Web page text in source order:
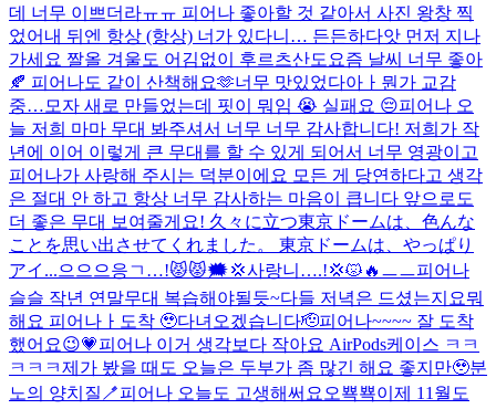
데 너무 이쁘더라ㅠㅠ 피어나 좋아할 것 같아서 사진 왕창 찍
었어 내 뒤엔 항상 (항상) 너가 있다니… 든든하다앗 먼저 지나
가세요 짤올 겨울도 어김없이 후르츠산도 요즘 날씨 너무 좋아
🍂 피어나도 같이 산책해요🫶너무 맛있었다아ㅏ 뭔가 교감
중… 모자 새로 만들었는데 핏이 뭐임 😭 실패요 😔피어나 오
늘 저희 마마 무대 봐주셔서 너무 너무 감사합니다! 저희가 작
년에 이어 이렇게 큰 무대를 할 수 있게 되어서 너무 영광이고
피어나가 사랑해 주시는 덕분이에요 모든 게 당연하다고 생각
은 절대 안 하고 항상 너무 감사하는 마음이 큽니다 앞으로도
더 좋은 무대 보여줄게요! 久々に立つ東京ドームは、色んな
ことを思い出させてくれました。 東京ドームは、やっぱり
アイ...으으으응ㄱ…!😾😾🗯️💢사랑니….!💢😾🔥ㅡㅡ피어나
슬슬 작년 연말무대 복습해야될듯~다들 저녁은 드셨는지요뭐
해요 피어나ㅏ 도착 🥹다녀오겠습니다🫡피어나~~~~ 잘 도착
했어요😉💗피어나 이거 생각보다 작아요 AirPods케이스 ㅋㅋ
ㅋㅋㅋ제가 봤을 때도 오늘은 두부가 좀 많긴 해요 좋지만🥹분
노의 양치질🪥피어나 오늘도 고생해써요오뾱뾱이제 11월도